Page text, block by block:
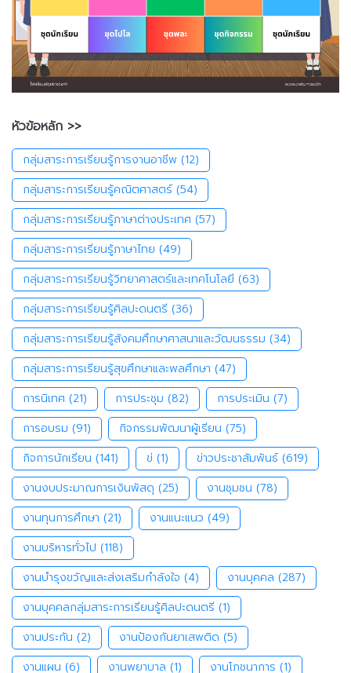
หัวข้อหลัก >>
กลุ่มสาระการเรียนรู้การงานอาชีพ (12)
กลุ่มสาระการเรียนรู้คณิตศาสตร์ (54)
กลุ่มสาระการเรียนรู้ภาษาต่างประเทศ (57)
กลุ่มสาระการเรียนรู้ภาษาไทย (49)
กลุ่มสาระการเรียนรู้วิทยาศาสตร์และเทคโนโลยี (63)
กลุ่มสาระการเรียนรู้ศิลปะดนตรี (36)
กลุ่มสาระการเรียนรู้สังคมศึกษาศาสนาและวัฒนธรรม (34)
กลุ่มสาระการเรียนรู้สุขศึกษาและพลศึกษา (47)
การนิเทศ (21) การประชุม (82) การประเมิน (7)
การอบรม (91) กิจกรรมพัฒนาผู้เรียน (75)
กิจการนักเรียน (141) ข่ (1) ข่าวประชาสัมพันธ์ (619)
งานงบประมาณการเงินพัสดุ (25) งานชุมชน (78)
งานทุนการศึกษา (21) งานแนะแนว (49)
งานบริหารทั่วไป (118)
งานบำรุงขวัญและส่งเสริมกำลังใจ (4) งานบุคคล (287)
งานบุคคลกลุ่มสาระการเรียนรู้ศิลปะดนตรี (1)
งานประกัน (2) งานป้องกันยาเสพติด (5)
งานแผน (6) งานพยาบาล (1) งานโภชนาการ (1)